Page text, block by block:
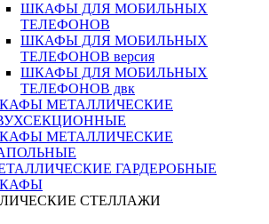
ШКАФЫ ДЛЯ МОБИЛЬНЫХ
ТЕЛЕФОНОВ
ШКАФЫ ДЛЯ МОБИЛЬНЫХ
ТЕЛЕФОНОВ версия
ШКАФЫ ДЛЯ МОБИЛЬНЫХ
ТЕЛЕФОНОВ двк
МЕТАЛЛИЧЕСКИЕ
МЕТАЛЛИЧЕСКИЕ
ГАРДЕРОБНЫЕ
СТЕЛЛАЖИ